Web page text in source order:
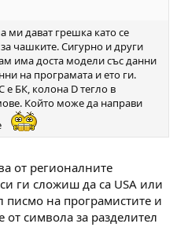
ми дават грешка като се
чашките. Сигурно и други
има доста модели със данни
на програмата и ето ги.
БК, колона D тегло в
Който може да направи
от регионалните
ги сложиш да са USA или
писмо на програмистите и
символа за разделител